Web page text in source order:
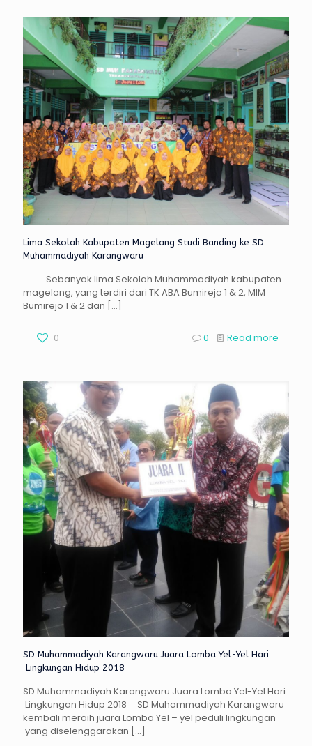
Lima Sekolah Kabupaten Magelang Studi Banding ke SD
Muhammadiyah Karangwaru
Sebanyak lima Sekolah Muhammadiyah kabupaten
magelang, yang terdiri dari TK ABA Bumirejo 1 & 2, MIM
Bumirejo 1 & 2 dan […]
0 0 Read more
SD Muhammadiyah Karangwaru Juara Lomba Yel-Yel Hari
Lingkungan Hidup 2018
SD Muhammadiyah Karangwaru Juara Lomba Yel-Yel Hari
Lingkungan Hidup 2018 SD Muhammadiyah Karangwaru
kembali meraih juara Lomba Yel – yel peduli lingkungan
yang diselenggarakan […]